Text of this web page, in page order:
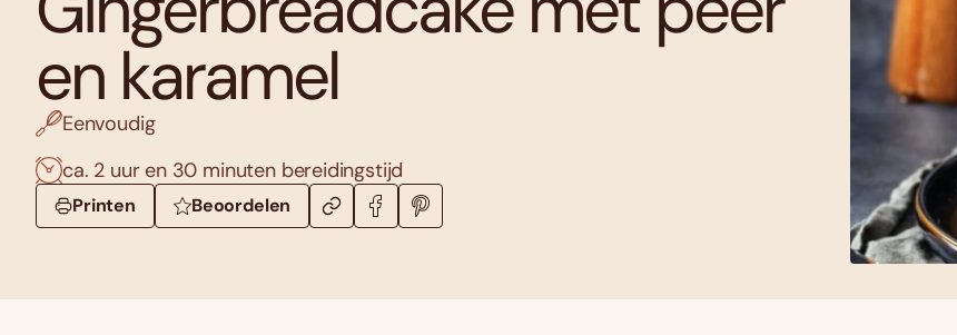
en karamel
Eenvoudig
ca. 2 uur en 30 minuten bereidingstijd
Printen Beoordelen